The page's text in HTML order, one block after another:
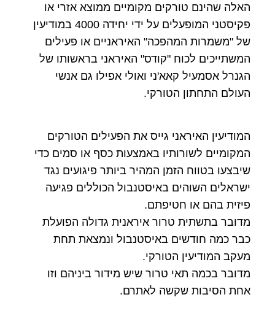
האלה שהינם טורקים מקומיים ממוצא אזרי או
פקיסטני המופעלים על ידי יחידה 4000 במודיעין
של "משמרות המהפכה" האיראניים או פעילים
המשתייכים לכוח "קודס" האיראני בראשותו של
הגנרל אסמעיל קאא'ני ואולי אפילו גם אנשי
העולם התחתון הטורקי.
המודיעין האיראני גייס את הפעילים הטורקים
המקומיים לשורותיו באמצעות כסף או סמים כדי
שיבצעו בטווח הזמן המהיר ביותר פיגועים נגד
ישראלים השוהים באיסטנבול הכוללים פגיעה
פיזית בהם או חטיפתם.
מדובר בתשתית טרור איראנית גדולה הפועלת
כבר כמה חודשים באיסטנבול ונמצאת תחת
מעקב המודיעין הטורקי.
מדובר בכמה תאי טרור שיש מידור ביניהם וזו
אחת הסיבות שקשה לאתרם.